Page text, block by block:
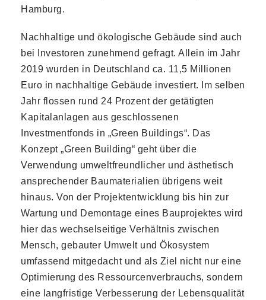
Hamburg.
Nachhaltige und ökologische Gebäude sind auch
bei Investoren zunehmend gefragt. Allein im Jahr
2019 wurden in Deutschland ca. 11,5 Millionen
Euro in nachhaltige Gebäude investiert. Im selben
Jahr flossen rund 24 Prozent der getätigten
Kapitalanlagen aus geschlossenen
Investmentfonds in „Green Buildings“. Das
Konzept „Green Building“ geht über die
Verwendung umweltfreundlicher und ästhetisch
ansprechender Baumaterialien übrigens weit
hinaus. Von der Projektentwicklung bis hin zur
Wartung und Demontage eines Bauprojektes wird
hier das wechselseitige Verhältnis zwischen
Mensch, gebauter Umwelt und Ökosystem
umfassend mitgedacht und als Ziel nicht nur eine
Optimierung des Ressourcenverbrauchs, sondern
eine langfristige Verbesserung der Lebensqualität